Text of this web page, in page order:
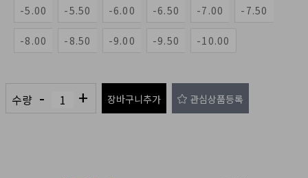
-5.00 -5.50 -6.00 -6.50 -7.00 -7.50
-8.00 -8.50 -9.00 -9.50 -10.00
수량 - + 장바구니추가 관심상품등록